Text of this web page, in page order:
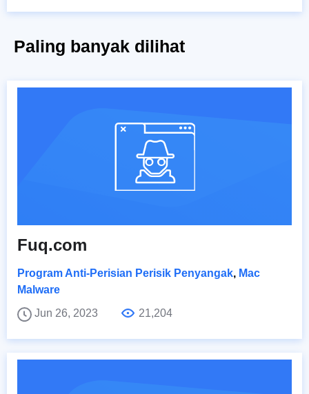
Paling banyak dilihat
Fuq.com
Program Anti-Perisian Perisik Penyangak, Mac
Malware
Jun 26, 2023
21,204